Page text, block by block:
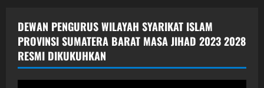
DEWAN PENGURUS WILAYAH SYARIKAT ISLAM
PROVINSI SUMATERA BARAT MASA JIHAD 2023 2028
RESMI DIKUKUHKAN